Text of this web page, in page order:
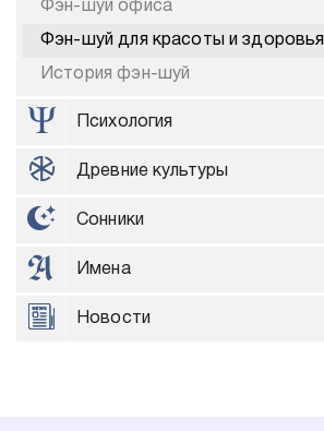
Фэн-шуй офиса
Фэн-шуй для красоты и здоровья
История фэн-шуй
Психология
Древние культуры
Сонники
Имена
Новости